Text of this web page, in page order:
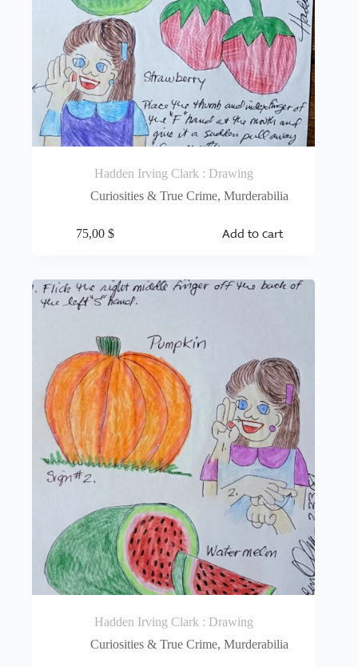
Hadden Irving Clark : Drawing
Curiosities & True Crime,Murderabilia
75,00 $ Add to cart
Hadden Irving Clark : Drawing
Curiosities & True Crime,Murderabilia